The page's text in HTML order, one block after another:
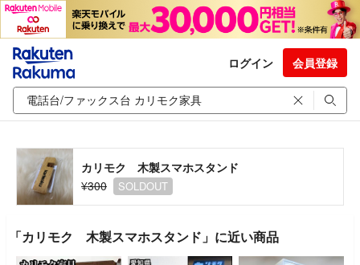
ログイン 会員登録
カリモク 木製スマホスタンド
¥300
SOLDOUT
「カリモク 木製スマホスタンド」に近い商品